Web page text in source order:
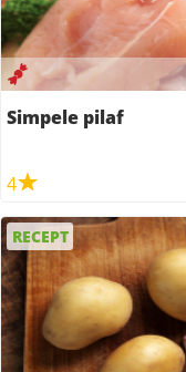
Simpele pilaf
4
RECEPT